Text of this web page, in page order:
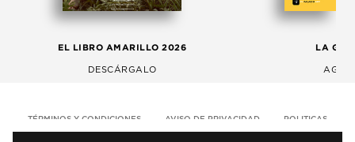
EL LIBRO AMARILLO 2026
DESCÁRGALO
LA
TÉRMINOS Y CONDICIONES AVISO DE PRIVACIDAD POLITICAS